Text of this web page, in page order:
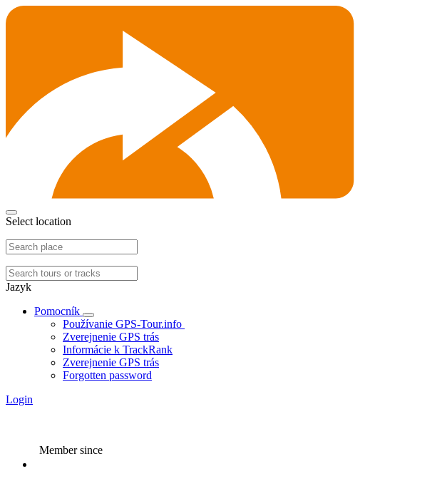
Select location
Jazyk
Pomocník
Používanie GPS-Tour.info
Zverejnenie GPS trás
Informácie k TrackRank
Zverejnenie GPS trás
Forgotten password
Login
Member since